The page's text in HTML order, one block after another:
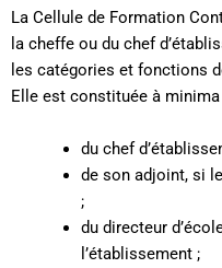
La Cellule de Formation
la cheffe ou du chef
les catégories et fonctions
Elle est constituée à minima
du chef
de son adjoint, si
;
du directeur
l’établissement ;